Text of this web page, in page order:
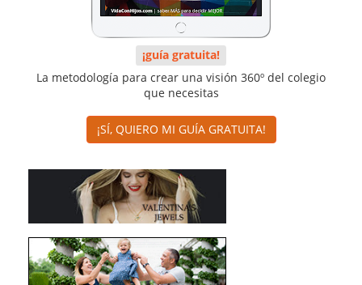
¡guía gratuita!
La metodología para crear una visión 360º del colegio
que necesitas
¡SÍ, QUIERO MI GUÍA GRATUITA!